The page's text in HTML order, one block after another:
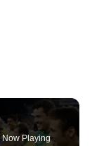
Now Playing